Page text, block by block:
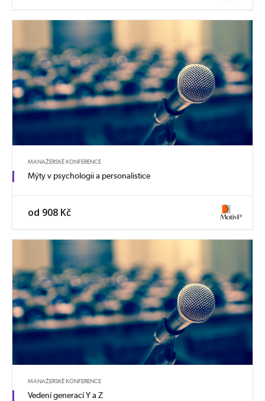
MANAŽERSKÉ KONFERENCE
Mýty v psychologii a personalistice
od 908 Kč
MANAŽERSKÉ KONFERENCE
Vedení generací Y a Z